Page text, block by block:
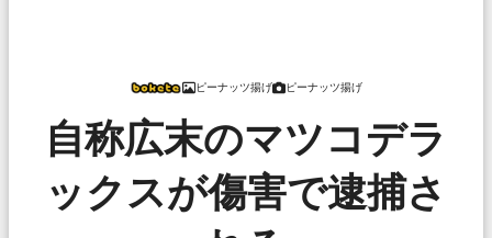
ピーナッツ揚げ ピーナッツ揚げ
自称広末のマツコデラ
ックスが傷害で逮捕さ